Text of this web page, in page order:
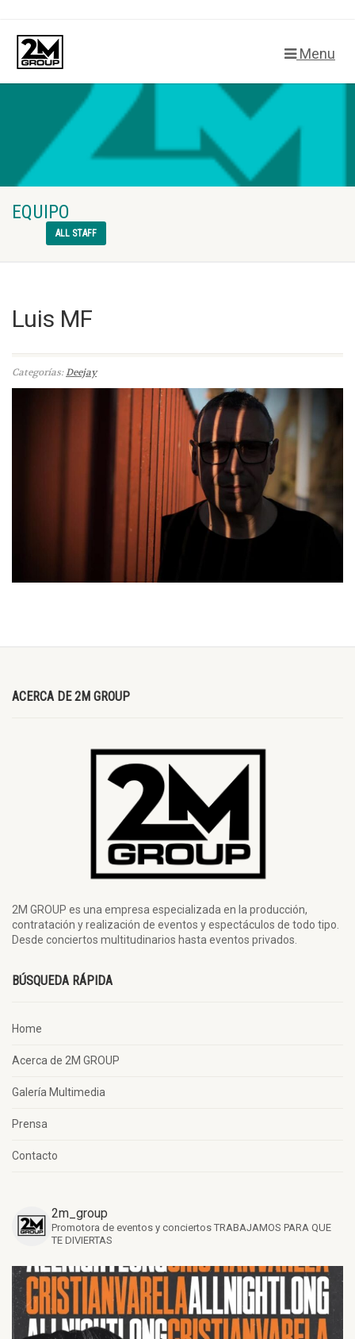
Menu
EQUIPO
ALL STAFF
Luis MF
Categorías:Deejay
ACERCA DE 2M GROUP
2M GROUP es una empresa especializada en la producción,
contratación y realización de eventos y espectáculos de todo tipo.
Desde conciertos multitudinarios hasta eventos privados.
BÚSQUEDA RÁPIDA
Home
Acerca de 2M GROUP
Galería Multimedia
Prensa
Contacto
2m_group
Promotora de eventos y conciertos TRABAJAMOS PARA QUE
TE DIVIERTAS